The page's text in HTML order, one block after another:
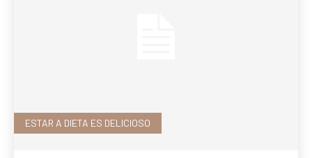
ESTAR A DIETA ES DELICIOSO